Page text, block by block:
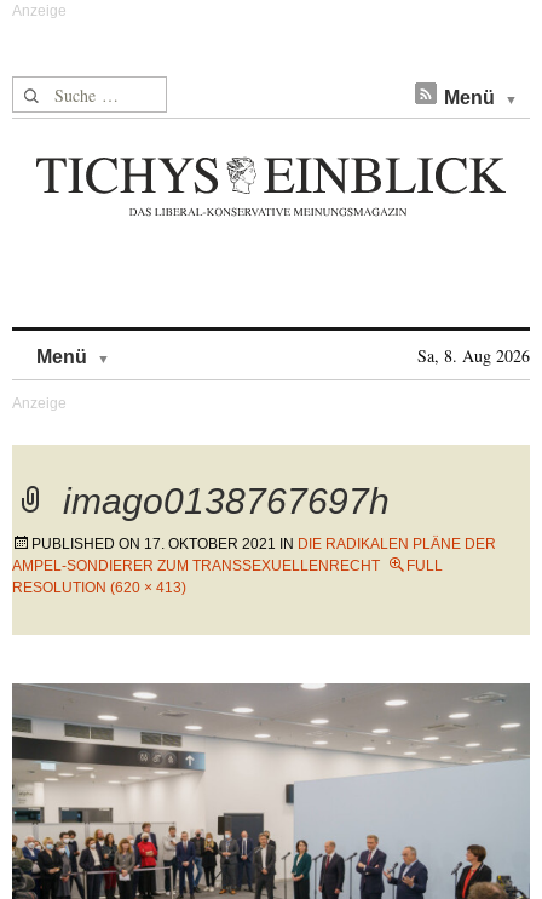
Suche nach: Menü
Menü Sa, 8. Aug 2026
imago0138767697h
PUBLISHED ON 17. OKTOBER 2021 IN DIE RADIKALEN PLÄNE DER
AMPEL-SONDIERER ZUM TRANSSEXUELLENRECHT
FULL
RESOLUTION (620 × 413)